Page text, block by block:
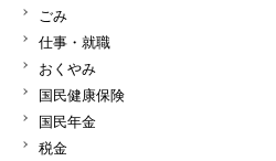
ごみ
仕事・就職
おくやみ
国民健康保険
国民年金
税金